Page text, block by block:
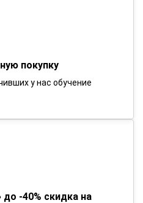
покупку
у нас обучение
-40% скидка на